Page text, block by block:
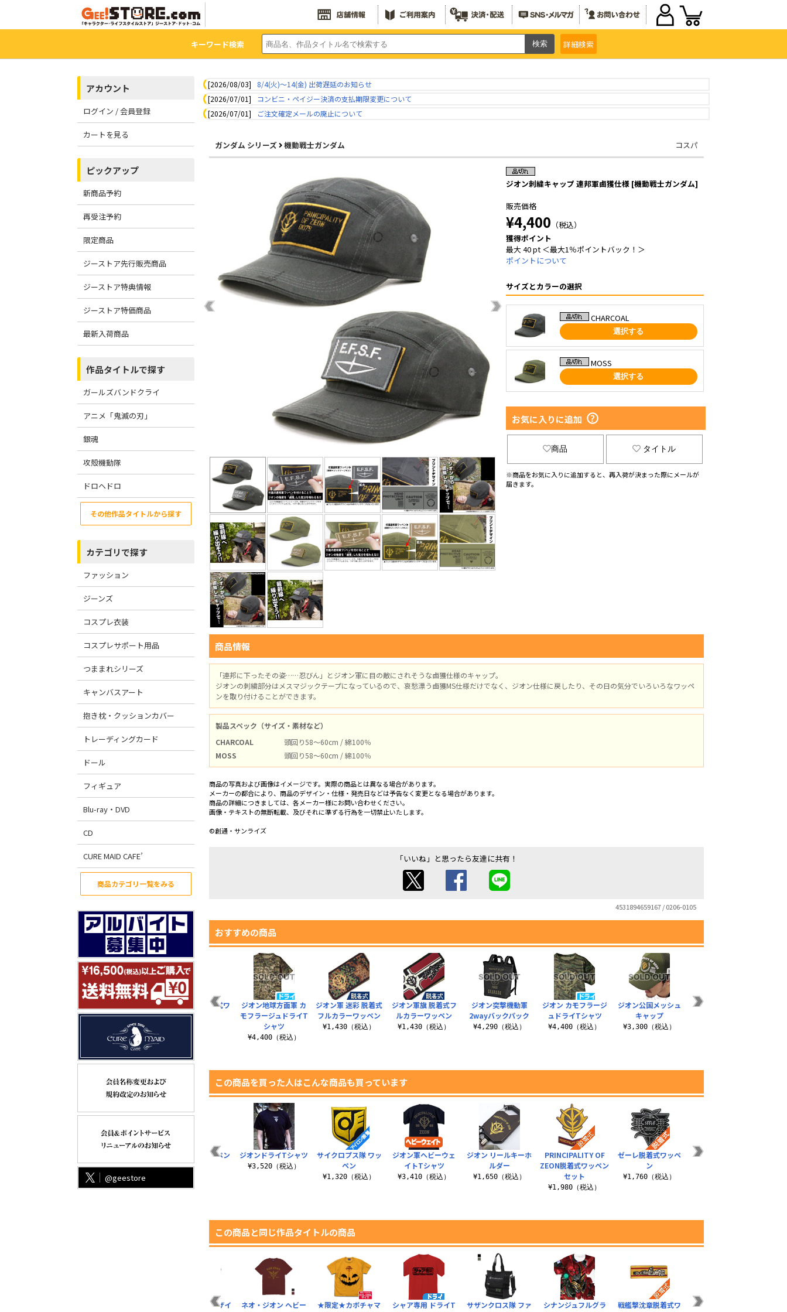
キーワード検索 詳細検索
アカウント
ログイン / 会員登録
カートを見る
ピックアップ
新商品予約
再受注予約
限定商品
ジーストア先行販売商品
ジーストア特典情報
ジーストア特価商品
最新入荷商品
作品タイトルで探す
ガールズバンドクライ
アニメ「鬼滅の刃」
銀魂
攻殻機動隊
ドロヘドロ
その他作品タイトルから探す
カテゴリで探す
ファッション
ジーンズ
コスプレ衣装
コスプレサポート用品
つままれシリーズ
キャンバスアート
抱き枕・クッションカバー
トレーディングカード
ドール
フィギュア
Blu-ray・DVD
CD
CURE MAID CAFE’
商品カテゴリ一覧をみる
@geestore
[2026/08/03]
8/4(火)～14(金) 出荷遅延のお知らせ
[2026/07/01]
コンビニ・ペイジー決済の支払期限変更について
[2026/07/01]
ご注文確定メールの廃止について
ガンダム シリーズ 機動戦士ガンダム コスパ
ジオン刺繍キャップ 連邦軍鹵獲仕様 [機動戦士ガンダム]
販売価格
¥4,400 （税込）
獲得ポイント
最大 40 pt ＜最大1％ポイントバック！＞
ポイントについて
サイズとカラーの選択
CHARCOAL
選択する
MOSS
選択する
お気に入りに追加
商品 タイトル
※商品をお気に入りに追加すると、再入荷が決まった際にメールが
届きます。
商品情報
「連邦に下ったその姿……忍びん」とジオン軍に目の敵にされそうな鹵獲仕様のキャップ。
ジオンの刺繍部分はメスマジックテープになっているので、哀愁漂う鹵獲MS仕様だけでなく、ジオン仕様に戻したり、その日の気分でいろいろなワッペ
ンを取り付けることができます。
製品スペック（サイズ・素材など）
CHARCOAL
頭回り58～60cm / 綿100％
MOSS
頭回り58～60cm / 綿100％
商品の写真および画像はイメージです。実際の商品とは異なる場合があります。
メーカーの都合により、商品のデザイン・仕様・発売日などは予告なく変更となる場合があります。
商品の詳細につきましては、各メーカー様にお問い合わせください。
画像・テキストの無断転載、及びそれに準ずる行為を一切禁止いたします。
©創通・サンライズ
「いいね」と思ったら友達に共有！
4531894659167 / 0206-0105
おすすめの商品
ジオン軍旗 脱着式フ
ルカラーワッペン
¥1,430（税込）
ジオン突撃機動軍
2wayバックパック
¥4,290（税込）
ジオン カモフラージ
ュドライTシャツ
¥4,400（税込）
ジオン公国メッシュ
キャップ
¥3,300（税込）
ジオン軍刺繍ジェッ
ジオン宇宙攻撃軍M-
65ジャケット
¥16,500（税込）
ジオン公国脱着式ワ
ッペンブック
ジオン地球方面軍 カ
モフラージュドライT
シャツ
¥4,400（税込）
ジオン軍 迷彩 脱着式
フルカラーワッペン
¥1,430（税込）
この商品を買った人はこんな商品も買っています
ジオン軍ヘビーウェ
イトTシャツ
¥3,410（税込）
ジオン リールキーホ
ルダー
¥1,650（税込）
PRINCIPALITY OF
ZEON脱着式ワッペン
セット
¥1,980（税込）
ゼーレ脱着式ワッペ
ン
¥1,760（税込）
ネルフ脱着式ワッペ
ワッペン
¥1,540（税込）
突撃機動軍ワッペン
¥1,320（税込）
ジオンドライTシャツ
¥3,520（税込）
サイクロプス隊 ワッ
ペン
¥1,320（税込）
この商品と同じ作品タイトルの商品
シャア専用 ドライT
サザンクロス隊 ファ
シナンジュフルグラ
戦艦撃沈章脱着式ワ
地球連邦軍PVCパッ
ジオン公国軍 デザイ
ネオ・ジオン ヘビー
★限定★カボチャマ